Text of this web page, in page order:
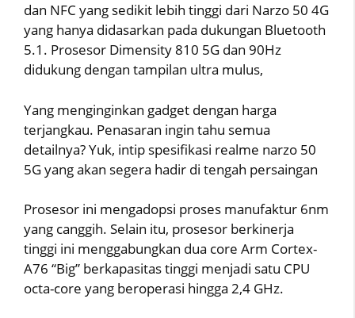
dan NFC yang sedikit lebih tinggi dari Narzo 50 4G
yang hanya didasarkan pada dukungan Bluetooth
5.1. Prosesor Dimensity 810 5G dan 90Hz
didukung dengan tampilan ultra mulus,
Yang menginginkan gadget dengan harga
terjangkau. Penasaran ingin tahu semua
detailnya? Yuk, intip spesifikasi realme narzo 50
5G yang akan segera hadir di tengah persaingan
Prosesor ini mengadopsi proses manufaktur 6nm
yang canggih. Selain itu, prosesor berkinerja
tinggi ini menggabungkan dua core Arm Cortex-
A76 “Big” berkapasitas tinggi menjadi satu CPU
octa-core yang beroperasi hingga 2,4 GHz.